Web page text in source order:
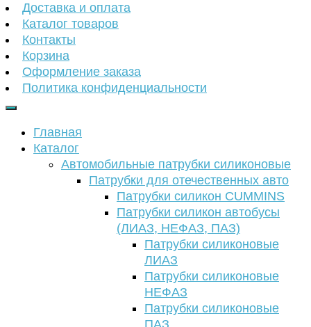
Доставка и оплата
Каталог товаров
Контакты
Корзина
Оформление заказа
Политика конфиденциальности
Главная
Каталог
Автомобильные патрубки силиконовые
Патрубки для отечественных авто
Патрубки силикон CUMMINS
Патрубки силикон автобусы
(ЛИАЗ, НЕФАЗ, ПАЗ)
Патрубки силиконовые
ЛИАЗ
Патрубки силиконовые
НЕФАЗ
Патрубки силиконовые
ПАЗ